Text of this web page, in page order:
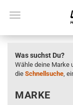
Was suchst Du?
Wähle deine Marke
die Schnellsuche,
MARKE
MARKE